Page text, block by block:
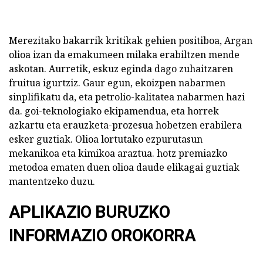
Merezitako bakarrik kritikak gehien positiboa, Argan
olioa izan da emakumeen milaka erabiltzen mende
askotan. Aurretik, eskuz eginda dago zuhaitzaren
fruitua igurtziz. Gaur egun, ekoizpen nabarmen
sinplifikatu da, eta petrolio-kalitatea nabarmen hazi
da. goi-teknologiako ekipamendua, eta horrek
azkartu eta erauzketa-prozesua hobetzen erabilera
esker guztiak. Olioa lortutako ezpurutasun
mekanikoa eta kimikoa araztua. hotz premiazko
metodoa ematen duen olioa daude elikagai guztiak
mantentzeko duzu.
APLIKAZIO BURUZKO
INFORMAZIO OROKORRA